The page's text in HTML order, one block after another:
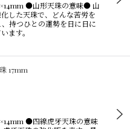
●山形天珠の意味● 山
した天珠で、どんな苦労を
持つひとの運勢を日に日に
ます。
17mm
●四線虎牙天珠の意味